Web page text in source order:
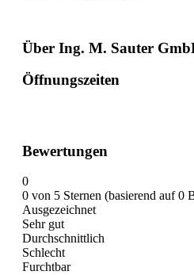
Über Ing. M. Sauter
Öffnungszeiten
Bewertungen
0
0 von 5 Sternen (basierend auf 0
Ausgezeichnet
Sehr gut
Durchschnittlich
Schlecht
Furchtbar